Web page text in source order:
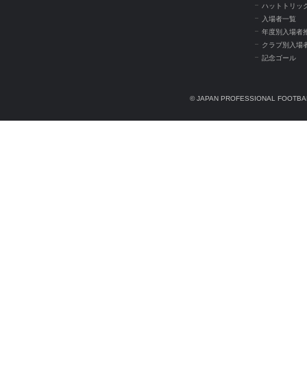
ハットトリッ
入場者一覧
年度別入場者
クラブ別入場
記念ゴール
© JAPAN PROFESSIONAL